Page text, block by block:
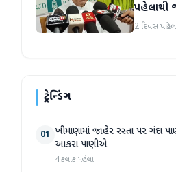
પહેલાથી
2 દિવસ
ટ્રેન્ડિંગ
01 ખીમાણામાં જાહેર રસ્તા પર ગંદા
આકરા પાણીએ
4 કલાક પહેલા